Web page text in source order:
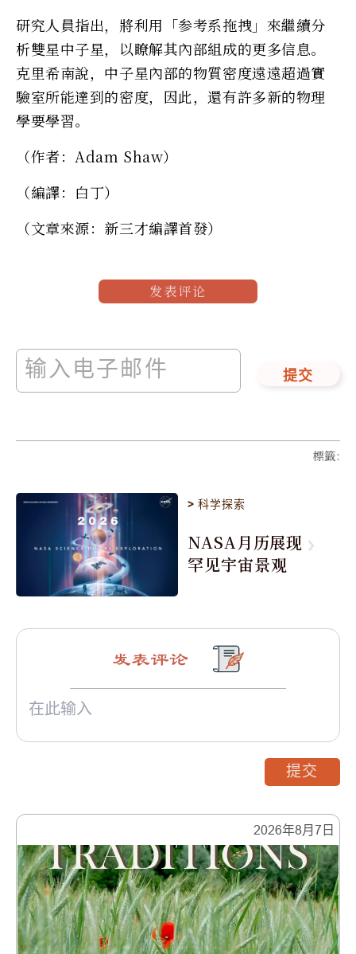
研究人員指出，將利用「参考系拖拽」來繼續分
析雙星中子星，以瞭解其內部組成的更多信息。
克里希南說，中子星內部的物質密度遠遠超過實
驗室所能達到的密度，因此，還有許多新的物理
學要學習。
（作者：Adam Shaw）
（編譯：白丁）
（文章來源：新三才編譯首發）
发表评论
提交
標籤:
>科学探索
NASA月历展现
罕见宇宙景观
2026年8月7日
发表评论
提交